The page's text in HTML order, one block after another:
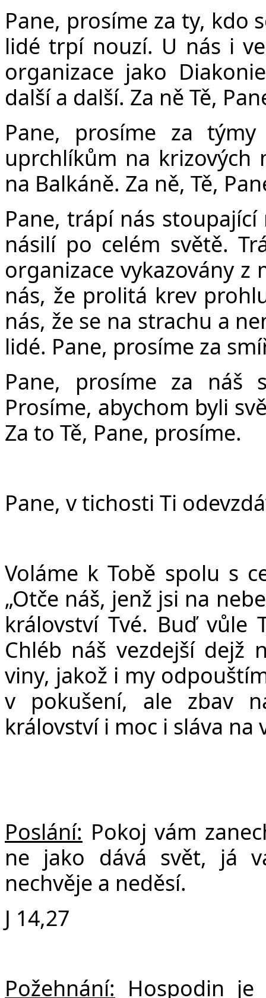
Pane, prosíme za ty, kdo
lidé trpí nouzí. U nás i
organizace jako
další a další. Za ně Tě,
Pane, prosíme za
uprchlíkům na krizových
na Balkáně. Za ně, Tě,
Pane, trápí nás
násilí po celém světě.
organizace vykazovány z
nás, že prolitá krev
nás, že se na strachu a
lidé. Pane, prosíme za
Pane, prosíme za náš
Prosíme, abychom byli
Za to Tě, Pane, prosíme.
Pane, v tichosti Ti
Voláme k Tobě spolu s
„Otče náš, jenž jsi na
království Tvé. Buďvůle
Chléb náš vezdejší dejž
viny, jakož i my odpouš
v pokušení, ale zbav
království i moc i sláva na
Poslání: Pokoj vám
ne jako dává svět, já
nechvěje a neděsí.
J 14,27
Požehnání: Hospodin